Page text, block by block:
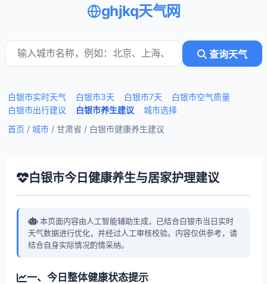
ghjkq天气网
查询天气
白银市实时天气 白银市3天 白银市7天
白银市空气质量
白银市出行建议
白银市养生建议
城市选择
首页 / 城市 / 甘肃省 / 白银市健康养生建议
白银市今日健康养生与居家护理建议
本页面内容由人工智能辅助生成，已结合白银市当日实时
天气数据进行优化，并经过人工审核校验。内容仅供参考，请
结合自身实际情况酌情采纳。
一、今日整体健康状态提示